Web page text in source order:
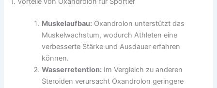
Muskelaufbau: Oxandrolon unterstützt das
Muskelwachstum, wodurch Athleten eine
verbesserte Stärke und Ausdauer erfahren
können.
Wasserretention: Im Vergleich zu anderen
Steroiden verursacht Oxandrolon geringere